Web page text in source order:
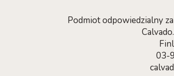
Podmiot odpowiedzialny
03-